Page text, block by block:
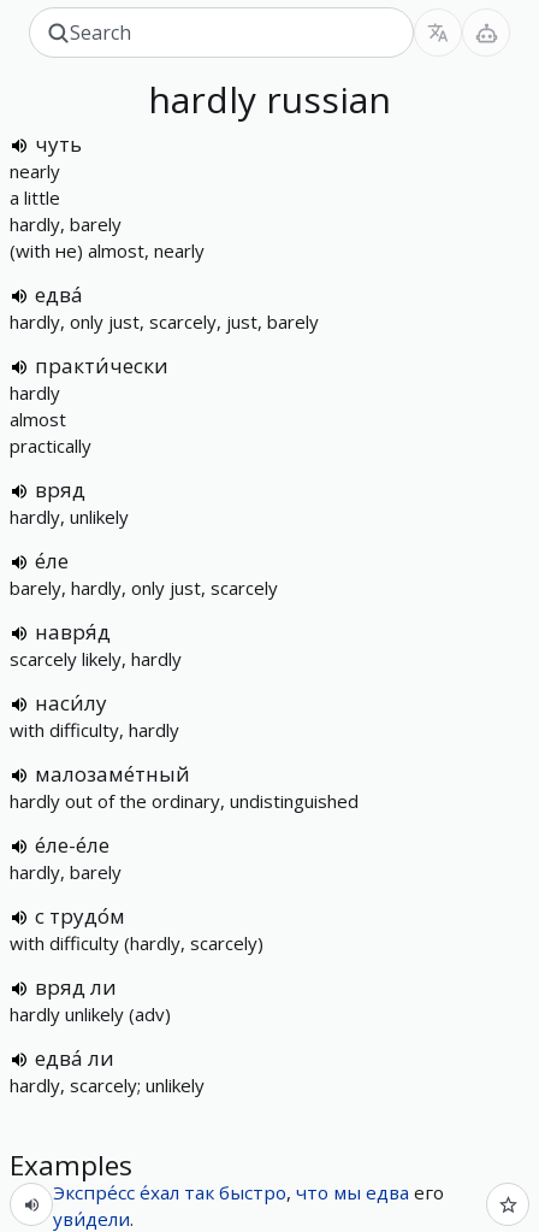
hardly russian
чуть
nearly
a little
hardly, barely
(with не) almost, nearly
едва́
hardly, only just, scarcely, just, barely
практи́чески
hardly
almost
practically
вряд
hardly, unlikely
е́ле
barely, hardly, only just, scarcely
навря́д
scarcely likely, hardly
наси́лу
with difficulty, hardly
малозаме́тный
hardly out of the ordinary, undistinguished
е́ле-е́ле
hardly, barely
с трудо́м
with difficulty (hardly, scarcely)
вряд ли
hardly unlikely (adv)
едва́ ли
hardly, scarcely; unlikely
Examples
Экспре́сс е́хал так быстро, что мы едва его
уви́дели.